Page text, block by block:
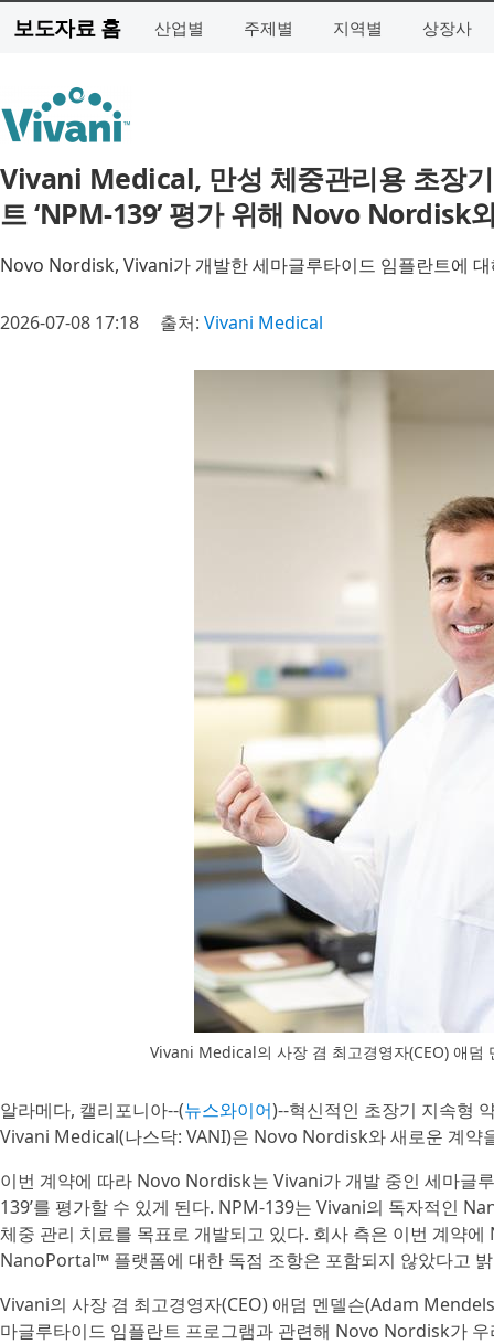
보도자료 홈 산업별 주제별 지역별 상장사
Vivani Medical, 만성 체중관리용 초장
트 ‘NPM-139’ 평가 위해 Novo Nordisk
Novo Nordisk, Vivani가 개발한 세마글루타이드 임플란트에
2026-07-08 17:18 출처: Vivani Medical
Vivani Medical의 사장 겸 최고경영자(CEO) 애
알라메다, 캘리포니아--(뉴스와이어)--혁신적인 초장기 지속형
Vivani Medical(나스닥: VANI)은 Novo Nordisk와 새로운 계약
이번 계약에 따라 Novo Nordisk는 Vivani가 개발 중인 세마글
139’를 평가할 수 있게 된다. NPM-139는 Vivani의 독자적인
체중 관리 치료를 목표로 개발되고 있다. 회사 측은 이번 계약
NanoPortal™ 플랫폼에 대한 독점 조항은 포함되지 않았다고
Vivani의 사장 겸 최고경영자(CEO) 애덤 멘델슨(Adam
마글루타이드 임플란트 프로그램과 관련해 Novo Nordisk가